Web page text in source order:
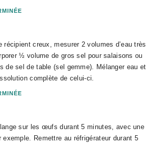
récipient creux, mesurer 2 volumes d’eau très
½ volume de gros sel pour salaisons ou
de sel de table (sel gemme). Mélanger eau et
complète de celui-ci.
sur les œufs durant 5 minutes, avec une
exemple. Remettre au réfrigérateur durant 5